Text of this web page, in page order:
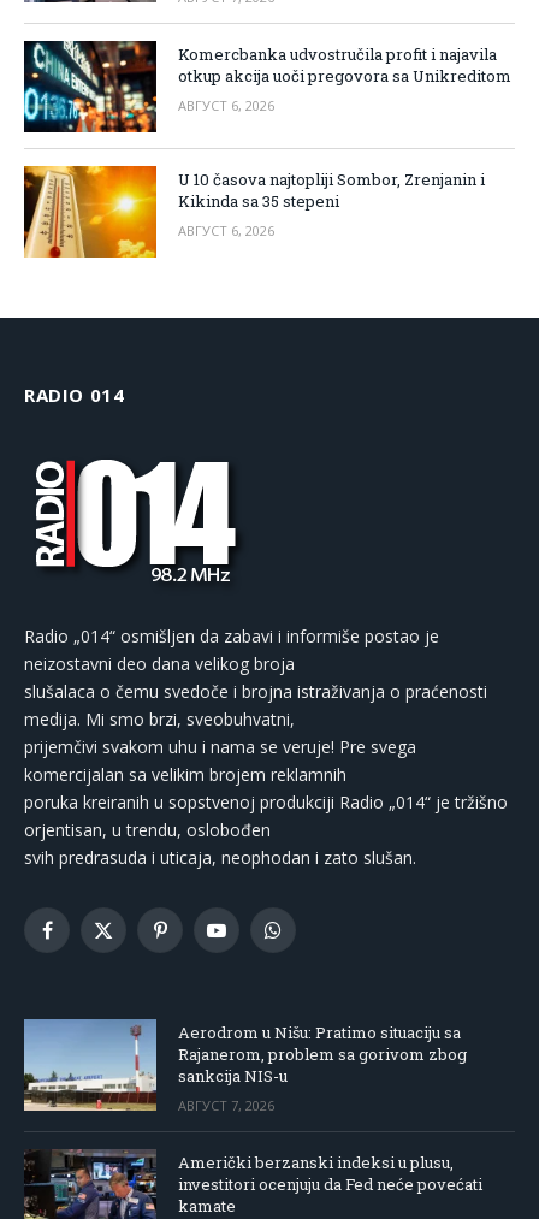
Komercbanka udvostručila profit i najavila
otkup akcija uoči pregovora sa Unikreditom
АВГУСТ 6, 2026
U 10 časova najtopliji Sombor, Zrenjanin i
Kikinda sa 35 stepeni
АВГУСТ 6, 2026
RADIO 014
Radio „014“ osmišljen da zabavi i informiše postao je
neizostavni deo dana velikog broja
slušalaca o čemu svedoče i brojna istraživanja o praćenosti
medija. Mi smo brzi, sveobuhvatni,
prijemčivi svakom uhu i nama se veruje! Pre svega
komercijalan sa velikim brojem reklamnih
poruka kreiranih u sopstvenoj produkciji Radio „014“ je tržišno
orjentisan, u trendu, oslobođen
svih predrasuda i uticaja, neophodan i zato slušan.
Facebook
X
PinterestYouTubeWhatsApp
Aerodrom u Nišu: Pratimo situaciju sa
Rajanerom, problem sa gorivom zbog
sankcija NIS-u
АВГУСТ 7, 2026
Američki berzanski indeksi u plusu,
investitori ocenjuju da Fed neće povećati
kamate